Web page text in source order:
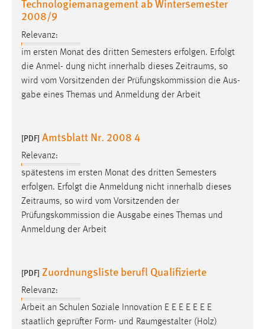
Technologiemanagement ab Wintersemester
2008/9
Relevanz:
im ersten Monat des dritten Semesters erfolgen. Erfolgt
die Anmel- dung nicht innerhalb dieses Zeitraums, so
wird vom Vorsitzenden der Prüfungskommission die Aus-
gabe eines Themas und Anmeldung der Arbeit
[PDF] Amtsblatt Nr. 2008 4
Relevanz:
spätestens im ersten Monat des dritten Semesters
erfolgen. Erfolgt die Anmeldung nicht innerhalb dieses
Zeitraums, so wird vom Vorsitzenden der
Prüfungskommission die Ausgabe eines Themas und
Anmeldung der Arbeit
[PDF] Zuordnungsliste berufl Qualifizierte
Relevanz:
Arbeit an Schulen Soziale Innovation E E E E E E E
staatlich geprüfter Form- und Raumgestalter (Holz)
EXTERNE MEDIEN
Um Inhalte von Videoplattformen und Social Media
Plattformen anzeigen zu können, werden von diesen
externen Medien Cookies gesetzt.
YouTube